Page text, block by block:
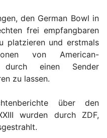
den German Bowl in
frei empfangbaren
platzieren und erstmals
von American-
durch einen Sender
zu lassen.
über den
wurden durch ZDF,